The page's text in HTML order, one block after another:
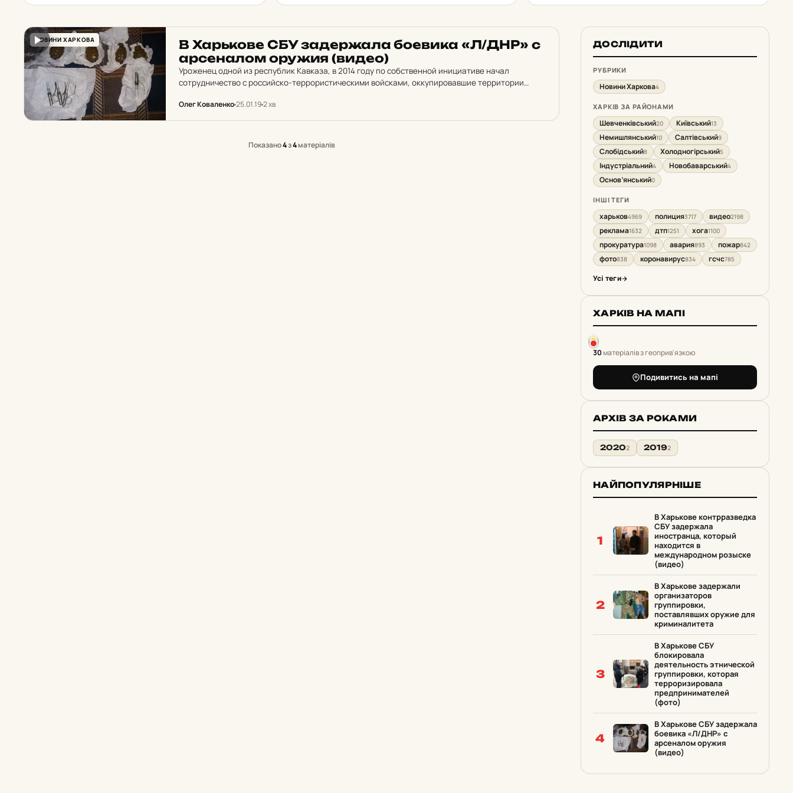
НОВИНИ ХАРКОВА
В Харь­ко­ве СБУ за­дер­жа­ла бо­е­ви­ка «Л/ДНР» с
ар­се­на­лом оружия (видео)
Уроженец одной из республик Кавказа, в 2014 году по собственной инициативе начал
сотрудничество с российско-террористическими войсками, оккупировавшие территории
формирований «ДШБ…
Олег Коваленко25.01.192 хв
Показано4з4матеріалів
ДОСЛІДИТИ
РУБРИКИ
Новини Харкова4
ХАРКІВ ЗА РАЙОНАМИ
Шевченківський20 Київський13
Немишлянський10 Салтівський9
Слобідський8 Холодногірський5
Індустріальний4 Новобаварський4
Основ’янський0
ІНШІ ТЕГИ
харьков4969 полиция3717 видео2198
реклама1632 дтп1251 хога1100
прокуратура1098 авария893 пожар842
фото838 коронавирус834 гсчс785
Усі теги
ХАРКІВ НА МАПІ
30матеріалів з геоприв'язкою
Подивитись на мапі
АРХІВ ЗА РОКАМИ
20202 20192
НАЙПОПУЛЯРНІШЕ
1
В Харькове контрразведка
СБУ задержала
иностранца, который
находится в
международном розыске
(видео)
2
В Харькове задержали
организаторов
группировки,
поставлявших оружие для
криминалитета
3
В Харькове СБУ
блокировала
деятельность этнической
группировки, которая
терроризировала
предпринимателей
(фото)
4
В Харькове СБУ задержала
боевика «Л/ДНР» с
арсеналом оружия
(видео)